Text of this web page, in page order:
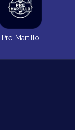
Pre-Martillo